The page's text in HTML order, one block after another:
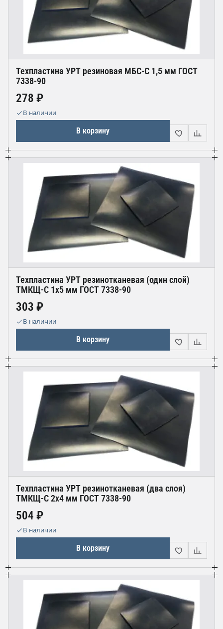
Техпластина УРТ резиновая МБС-С 1,5 мм ГОСТ
7338-90
278 ₽
В наличии
В корзину
Техпластина УРТ резинотканевая (один слой)
ТМКЩ-С 1х5 мм ГОСТ 7338-90
303 ₽
В наличии
В корзину
Техпластина УРТ резинотканевая (два слоя)
ТМКЩ-С 2х4 мм ГОСТ 7338-90
504 ₽
В наличии
В корзину